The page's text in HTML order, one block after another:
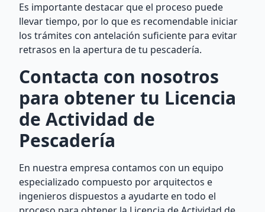
Es importante destacar que el proceso puede
llevar tiempo, por lo que es recomendable iniciar
los trámites con antelación suficiente para evitar
retrasos en la apertura de tu pescadería.
Contacta con nosotros
para obtener tu Licencia
de Actividad de
Pescadería
En nuestra empresa contamos con un equipo
especializado compuesto por arquitectos e
ingenieros dispuestos a ayudarte en todo el